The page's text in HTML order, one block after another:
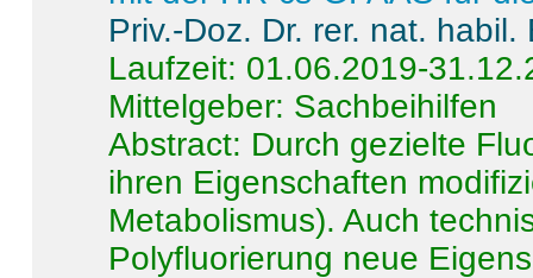
Priv.-Doz. Dr. rer. nat.
Laufzeit: 01.06.2019-
Mittelgeber: Sachbeihilfen
Abstract: Durch gezielte
ihren Eigenschaften
Metabolismus). Auch
Polyfluorierung neue